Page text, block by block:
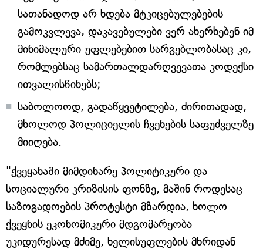
სათანადოდ არ ხდება მტკიცებულებების
გამოკვლევა, დაკავებულები ვერ ახერხებენ იმ
მინიმალური უფლებებით სარგებლობასაც კი,
რომლებსაც სამართალდარღვევათა კოდექსი
ითვალისწინებს;
საბოლოოდ, გადაწყვეტილება, ძირითადად,
მხოლოდ პოლიციელის ჩვენების საფუძველზე
მიიღება.
"ქვეყანაში მიმდინარე პოლიტიკური და
სოციალური კრიზისის ფონზე, მაშინ როდესაც
საზოგადოების პროტესტი მზარდია, ხოლო
ქვეყნის ეკონომიკური მდგომარეობა
უკიდურესად მძიმე, ხელისუფლების მხრიდან